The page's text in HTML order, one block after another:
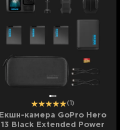
(1)
Екшн-камера GoPro Hero
13 Black Extended Power